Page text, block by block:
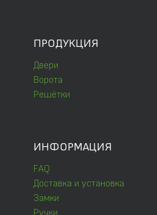
ПРОДУКЦИЯ
Двери
Ворота
Решётки
ИНФОРМАЦИЯ
FAQ
Доставка и установка
Замки